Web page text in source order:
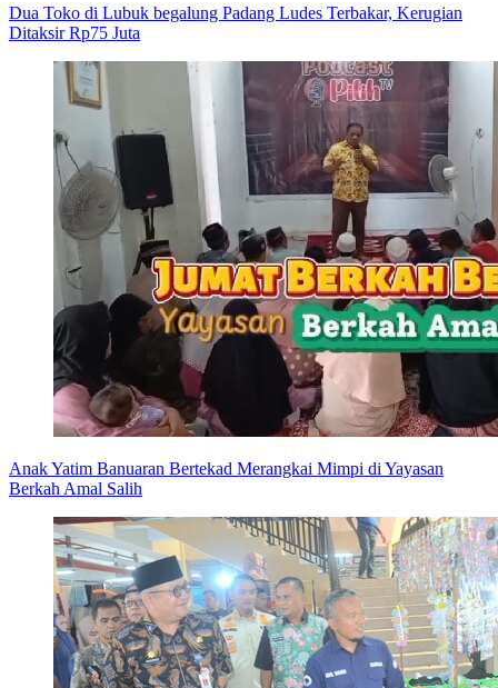
Dua Toko di Lubuk begalung Padang Ludes Terbakar, Kerugian
Ditaksir Rp75 Juta
Anak Yatim Banuaran Bertekad Merangkai Mimpi di Yayasan
Berkah Amal Salih